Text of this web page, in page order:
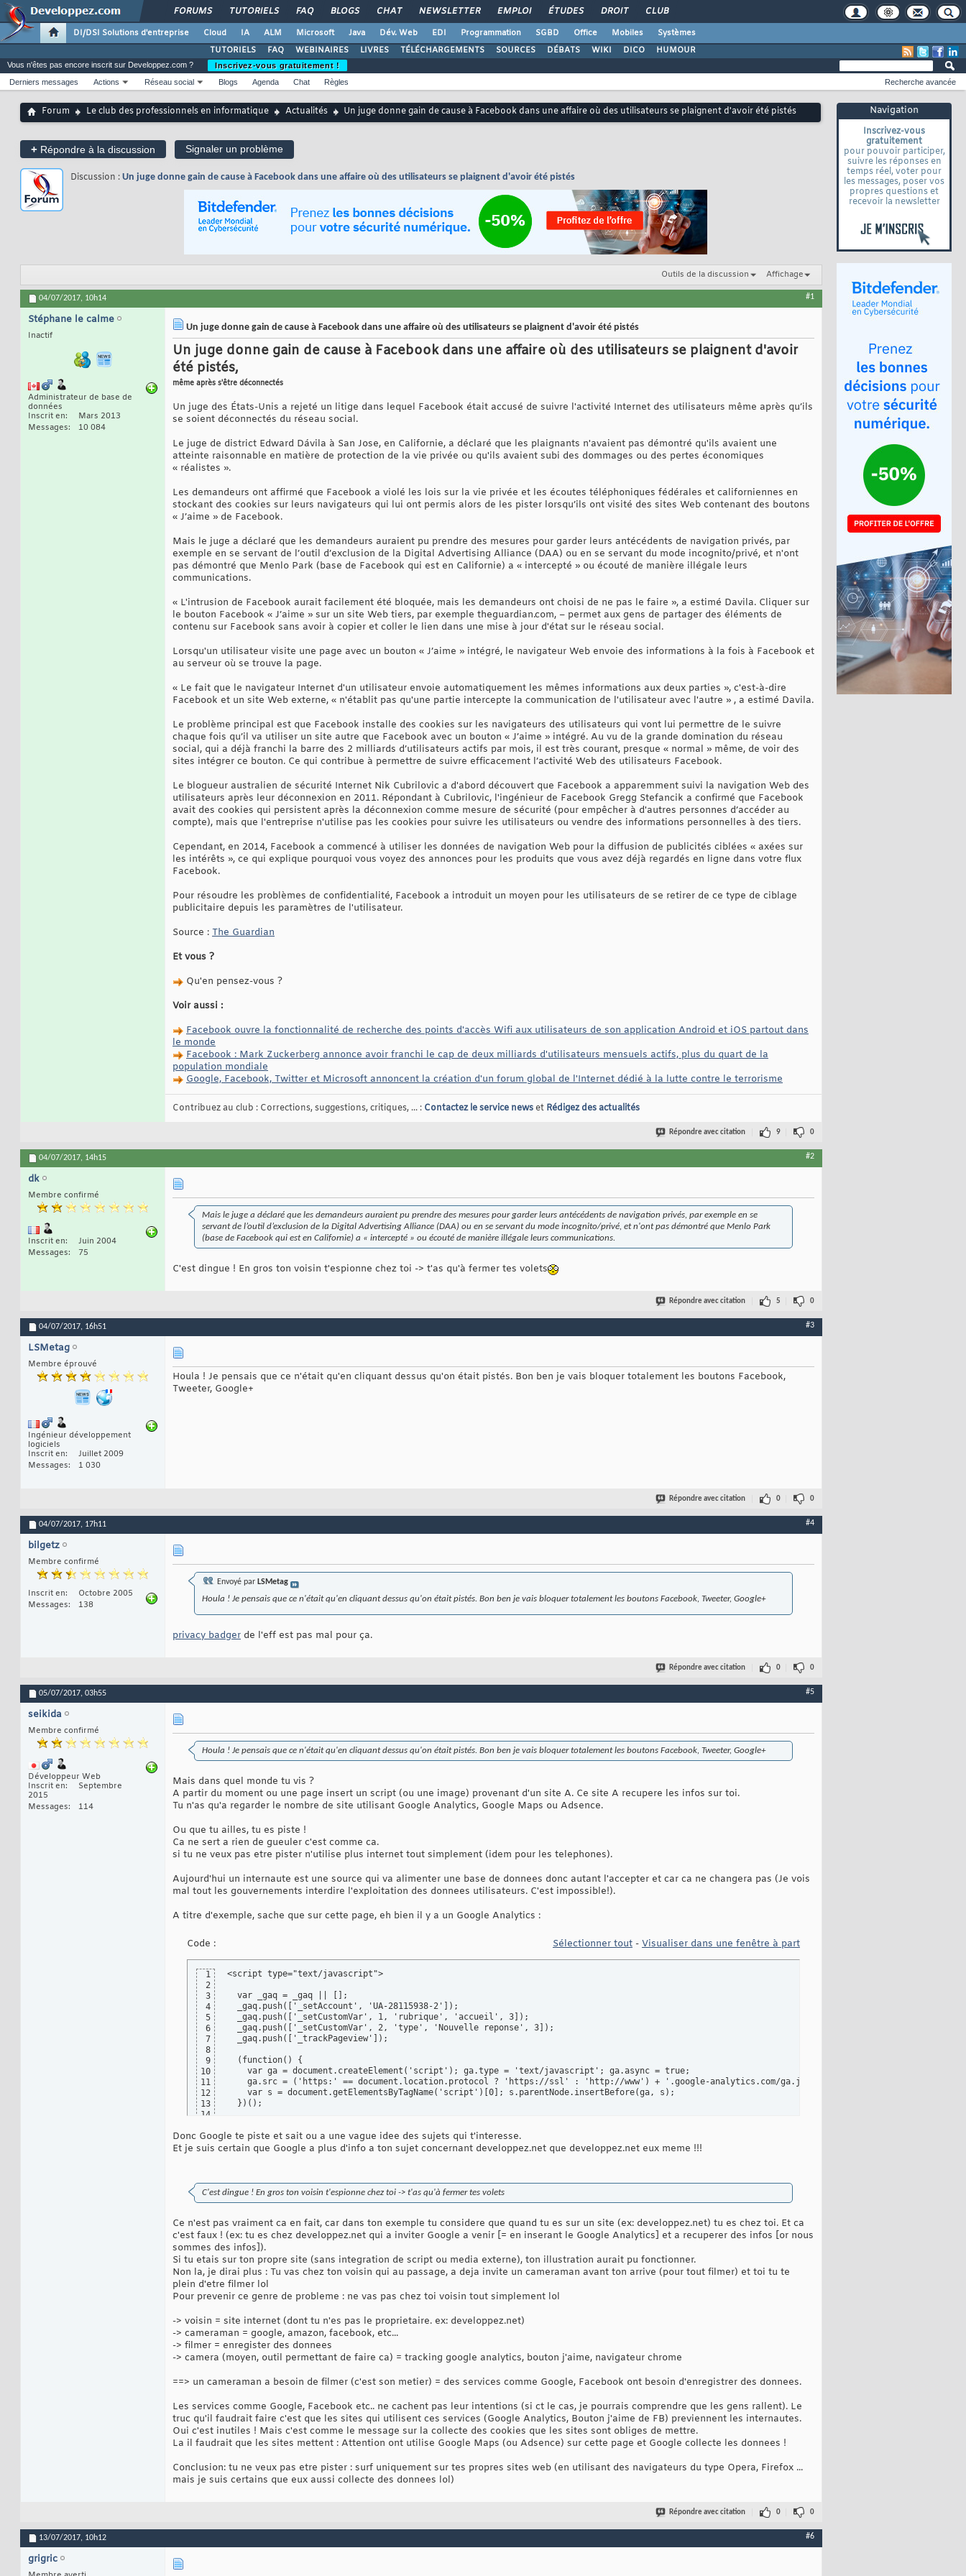
FORUMS TUTORIELS FAQ BLOGS CHAT NEWSLETTER EMPLOI ÉTUDES DROIT CLUB
DI/DSI Solutions d'entreprise Cloud IA ALM Microsoft Java Dév. Web EDI Programmation SGBD Office Mobiles
Systèmes
TUTORIELS
FAQ WEBINAIRES LIVRES TÉLÉCHARGEMENTS SOURCES DÉBATS WIKI DICO HUMOUR
Navigation
Inscrivez-vous
gratuitement
pour pouvoir participer,
suivre les réponses en
temps réel, voter pour
les messages, poser vos
propres questions et
recevoir la newsletter
Vous n'êtes pas encore inscrit sur Developpez.com ?
Inscrivez-vous gratuitement !
Derniers messages
Actions Réseau social Blogs Agenda Chat Règles Recherche avancée
Forum Le club des professionnels en informatique Actualités Un juge donne gain de cause à Facebook dans une affaire où des utilisateurs se plaignent d'avoir été pistés
+ Répondre à la discussion Signaler un problème
Discussion : Un juge donne gain de cause à Facebook dans une affaire où des utilisateurs se plaignent d'avoir été pistés
Outils de la discussion Affichage
04/07/2017, 10h14 #1
Stéphane le calme
Inactif
Administrateur de base de
données
Inscrit en
Mars 2013
Messages
10 084
Un juge donne gain de cause à Facebook dans une affaire où des utilisateurs se plaignent d'avoir été pistés
Un juge donne gain de cause à Facebook dans une affaire où des utilisateurs se plaignent d'avoir
été pistés,
même après s'être déconnectés
Un juge des États-Unis a rejeté un litige dans lequel Facebook était accusé de suivre l'activité Internet des utilisateurs même après qu’ils
se soient déconnectés du réseau social.
Le juge de district Edward Dávila à San Jose, en Californie, a déclaré que les plaignants n'avaient pas démontré qu'ils avaient une
atteinte raisonnable en matière de protection de la vie privée ou qu'ils avaient subi des dommages ou des pertes économiques
« réalistes ».
Les demandeurs ont affirmé que Facebook a violé les lois sur la vie privée et les écoutes téléphoniques fédérales et californiennes en
stockant des cookies sur leurs navigateurs qui lui ont permis alors de les pister lorsqu’ils ont visité des sites Web contenant des boutons
« J’aime » de Facebook.
Mais le juge a déclaré que les demandeurs auraient pu prendre des mesures pour garder leurs antécédents de navigation privés, par
exemple en se servant de l’outil d’exclusion de la Digital Advertising Alliance (DAA) ou en se servant du mode incognito/privé, et n'ont
pas démontré que Menlo Park (base de Facebook qui est en Californie) a « intercepté » ou écouté de manière illégale leurs
communications.
« L'intrusion de Facebook aurait facilement été bloquée, mais les demandeurs ont choisi de ne pas le faire », a estimé Davila. Cliquer sur
le bouton Facebook « J’aime » sur un site Web tiers, par exemple theguardian.com, – permet aux gens de partager des éléments de
contenu sur Facebook sans avoir à copier et coller le lien dans une mise à jour d'état sur le réseau social.
Lorsqu'un utilisateur visite une page avec un bouton « J’aime » intégré, le navigateur Web envoie des informations à la fois à Facebook et
au serveur où se trouve la page.
« Le fait que le navigateur Internet d'un utilisateur envoie automatiquement les mêmes informations aux deux parties », c'est-à-dire
Facebook et un site Web externe, « n'établit pas qu'une partie intercepte la communication de l'utilisateur avec l'autre » , a estimé Davila.
Le problème principal est que Facebook installe des cookies sur les navigateurs des utilisateurs qui vont lui permettre de le suivre
chaque fois qu’il va utiliser un site autre que Facebook avec un bouton « J’aime » intégré. Au vu de la grande domination du réseau
social, qui a déjà franchi la barre des 2 milliards d’utilisateurs actifs par mois, il est très courant, presque « normal » même, de voir des
sites intégrer ce bouton. Ce qui contribue à permettre de suivre efficacement l’activité Web des utilisateurs Facebook.
Le blogueur australien de sécurité Internet Nik Cubrilovic a d'abord découvert que Facebook a apparemment suivi la navigation Web des
utilisateurs après leur déconnexion en 2011. Répondant à Cubrilovic, l'ingénieur de Facebook Gregg Stefancik a confirmé que Facebook
avait des cookies qui persistent après la déconnexion comme mesure de sécurité (pour empêcher à d'autres personnes d’accéder au
compte), mais que l'entreprise n'utilise pas les cookies pour suivre les utilisateurs ou vendre des informations personnelles à des tiers.
Cependant, en 2014, Facebook a commencé à utiliser les données de navigation Web pour la diffusion de publicités ciblées « axées sur
les intérêts », ce qui explique pourquoi vous voyez des annonces pour les produits que vous avez déjà regardés en ligne dans votre flux
Facebook.
Pour résoudre les problèmes de confidentialité, Facebook a introduit un moyen pour les utilisateurs de se retirer de ce type de ciblage
publicitaire depuis les paramètres de l'utilisateur.
Source : The Guardian
Et vous ?
Qu'en pensez-vous ?
Voir aussi :
Facebook ouvre la fonctionnalité de recherche des points d'accès Wifi aux utilisateurs de son application Android et iOS partout dans
le monde
Facebook : Mark Zuckerberg annonce avoir franchi le cap de deux milliards d'utilisateurs mensuels actifs, plus du quart de la
population mondiale
Google, Facebook, Twitter et Microsoft annoncent la création d'un forum global de l'Internet dédié à la lutte contre le terrorisme
Contribuez au club : Corrections, suggestions, critiques, ... : Contactez le service newset Rédigez des actualités
Répondre avec citation 9 0
04/07/2017, 14h15 #2
dk
Membre confirmé
Inscrit en
Juin 2004
Messages
75
Mais le juge a déclaré que les demandeurs auraient pu prendre des mesures pour garder leurs antécédents de navigation privés, par exemple en se
servant de l’outil d’exclusion de la Digital Advertising Alliance (DAA) ou en se servant du mode incognito/privé, et n'ont pas démontré que Menlo Park
(base de Facebook qui est en Californie) a « intercepté » ou écouté de manière illégale leurs communications.
C'est dingue ! En gros ton voisin t'espionne chez toi -> t'as qu'à fermer tes volets
Répondre avec citation 5 0
04/07/2017, 16h51 #3
LSMetag
Membre éprouvé
Ingénieur développement
logiciels
Inscrit en
Juillet 2009
Messages
1 030
Houla ! Je pensais que ce n'était qu'en cliquant dessus qu'on était pistés. Bon ben je vais bloquer totalement les boutons Facebook,
Tweeter, Google+
Répondre avec citation 0 0
04/07/2017, 17h11 #4
bilgetz
Membre confirmé
Inscrit en
Octobre 2005
Messages
138
Envoyé par LSMetag
Houla ! Je pensais que ce n'était qu'en cliquant dessus qu'on était pistés. Bon ben je vais bloquer totalement les boutons Facebook, Tweeter, Google+
privacy badger de l'eff est pas mal pour ça.
Répondre avec citation 0 0
05/07/2017, 03h55 #5
seikida
Membre confirmé
Développeur Web
Inscrit en
Septembre
2015
Messages
114
Houla ! Je pensais que ce n'était qu'en cliquant dessus qu'on était pistés. Bon ben je vais bloquer totalement les boutons Facebook, Tweeter, Google+
Mais dans quel monde tu vis ?
A partir du moment ou une page insert un script (ou une image) provenant d'un site A. Ce site A recupere les infos sur toi.
Tu n'as qu'a regarder le nombre de site utilisant Google Analytics, Google Maps ou Adsence.
Ou que tu ailles, tu es piste !
Ca ne sert a rien de gueuler c'est comme ca.
si tu ne veux pas etre pister n'utilise plus internet tout simplement (idem pour les telephones).
Aujourd'hui un internaute est une source qui va alimenter une base de donnees donc autant l'accepter et car ca ne changera pas (Je vois
mal tout les gouvernements interdire l'exploitation des donnees utilisateurs. C'est impossible!).
A titre d'exemple, sache que sur cette page, eh bien il y a un Google Analytics :
Code : Sélectionner tout - Visualiser dans une fenêtre à part
1
2
3
4
5
6
7
8
9
10
11
12
13
14
<script type="text/javascript">
  var _gaq = _gaq || [];
  _gaq.push(['_setAccount', 'UA-28115938-2']);
  _gaq.push(['_setCustomVar', 1, 'rubrique', 'accueil', 3]);
  _gaq.push(['_setCustomVar', 2, 'type', 'Nouvelle reponse', 3]);
  _gaq.push(['_trackPageview']);
  (function() {
    var ga = document.createElement('script'); ga.type = 'text/javascript'; ga.async = true;
    ga.src = ('https:' == document.location.protocol ? 'https://ssl' : 'http://www') + '.google-analytics.com/ga.js';
    var s = document.getElementsByTagName('script')[0]; s.parentNode.insertBefore(ga, s);
  })();
Donc Google te piste et sait ou a une vague idee des sujets qui t'interesse.
Et je suis certain que Google a plus d'info a ton sujet concernant developpez.net que developpez.net eux meme !!!
C'est dingue ! En gros ton voisin t'espionne chez toi -> t'as qu'à fermer tes volets
Ce n'est pas vraiment ca en fait, car dans ton exemple tu considere que quand tu es sur un site (ex: developpez.net) tu es chez toi. Et ca
c'est faux ! (ex: tu es chez developpez.net qui a inviter Google a venir [= en inserant le Google Analytics] et a recuperer des infos [or nous
sommes des infos]).
Si tu etais sur ton propre site (sans integration de script ou media externe), ton illustration aurait pu fonctionner.
Non la, je dirai plus : Tu vas chez ton voisin qui au passage, a deja invite un cameraman avant ton arrive (pour tout filmer) et toi tu te
plein d'etre filmer lol
Pour prevenir ce genre de probleme : ne vas pas chez toi voisin tout simplement lol
-> voisin = site internet (dont tu n'es pas le proprietaire. ex: developpez.net)
-> cameraman = google, amazon, facebook, etc...
-> filmer = enregister des donnees
-> camera (moyen, outil permettant de faire ca) = tracking google analytics, bouton j'aime, navigateur chrome
==> un cameraman a besoin de filmer (c'est son metier) = des services comme Google, Facebook ont besoin d'enregistrer des donnees.
Les services comme Google, Facebook etc.. ne cachent pas leur intentions (si ct le cas, je pourrais comprendre que les gens rallent). Le
truc qu'il faudrait faire c'est que les sites qui utilisent ces services (Google Analytics, Bouton j'aime de FB) previennent les internautes.
Oui c'est inutiles ! Mais c'est comme le message sur la collecte des cookies que les sites sont obliges de mettre.
La il faudrait que les sites mettent : Attention ont utilise Google Maps (ou Adsence) sur cette page et Google collecte les donnees !
Conclusion: tu ne veux pas etre pister : surf uniquement sur tes propres sites web (en utilisant des navigateurs du type Opera, Firefox ...
mais je suis certains que eux aussi collecte des donnees lol)
Répondre avec citation 0 0
13/07/2017, 10h12 #6
grigric